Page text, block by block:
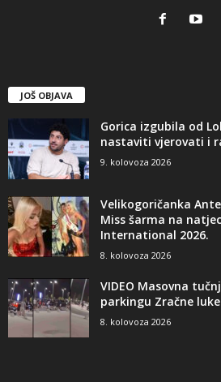
JOŠ OBJAVA
Gorica izgubila od
nastaviti vjerovati i
9. kolovoza 2026
Velikogoričanka
Miss šarma na
International 2026.
8. kolovoza 2026
VIDEO Masovna
parkingu Zračne
8. kolovoza 2026